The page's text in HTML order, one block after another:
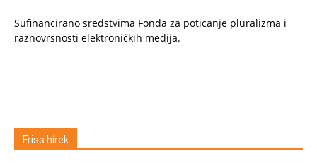
Sufinancirano sredstvima Fonda za poticanje pluralizma i
raznovrsnosti elektroničkih medija.
Friss hírek